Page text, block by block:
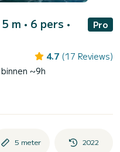
5 m • 6 pers •
Pro
4.7 (17 Reviews)
~9h
5 meter 2022